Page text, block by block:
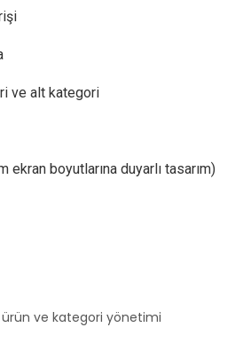
ve alt kategori
ekran boyutlarına duyarlı tasarım)